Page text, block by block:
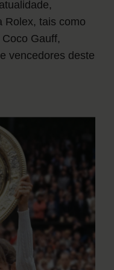
Rolex, tais como
Gauff,
vencedores deste